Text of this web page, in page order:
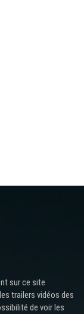
sur ce site
trailers vidéos des
de voir les